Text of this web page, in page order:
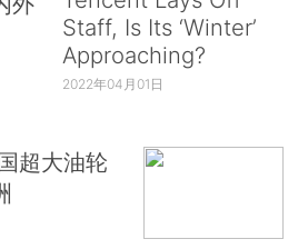
Staff, Is Its ‘Winter’
Approaching?
2022年04月01日
超大油轮